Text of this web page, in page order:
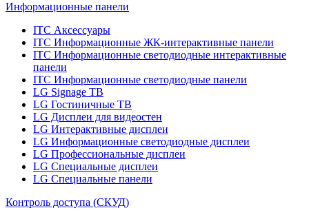
Информационные панели
ITC Аксессуары
ITC Информационные ЖК-интерактивные панели
ITC Информационные светодиодные интерактивные
панели
ITC Информационные светодиодные панели
LG Signage ТВ
LG Гостиничные ТВ
LG Дисплеи для видеостен
LG Интерактивные дисплеи
LG Информационные светодиодные дисплеи
LG Профессиональные дисплеи
LG Специальные дисплеи
LG Специальные панели
Контроль доступа (СКУД)